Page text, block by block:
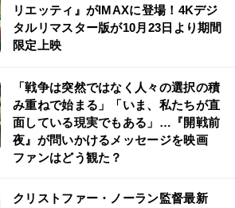
リエッティ』がIMAXに登場！4Kデジ
タルリマスター版が10月23日より期間
限定上映
「戦争は突然ではなく人々の選択の積
み重ねで始まる」「いま、私たちが直
面している現実でもある」…『開戦前
夜』が問いかけるメッセージを映画
ファンはどう観た？
クリストファー・ノーラン監督最新